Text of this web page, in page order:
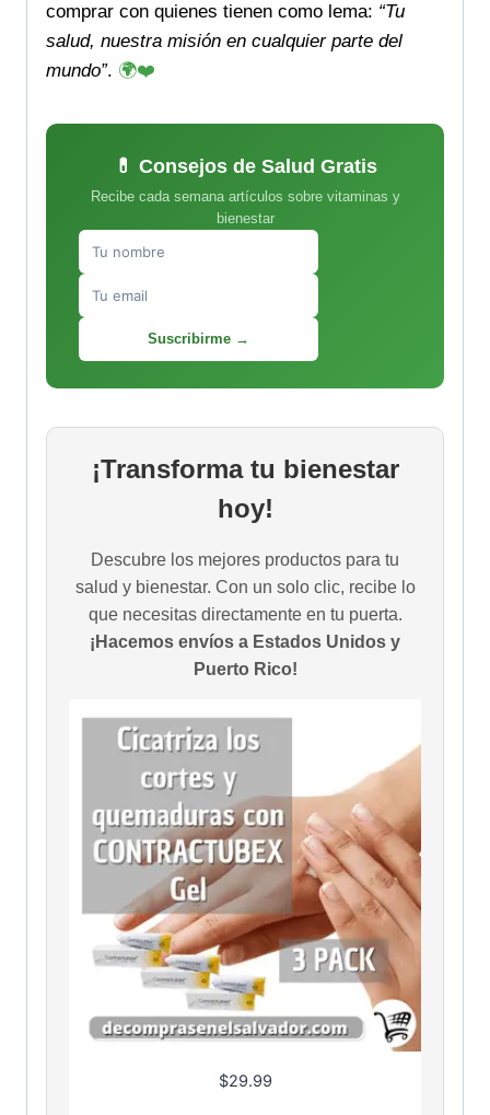
comprar con quienes tienen como lema: “Tu
salud, nuestra misión en cualquier parte del
mundo”. 🌍❤️
💊 Consejos de Salud Gratis
Recibe cada semana artículos sobre vitaminas y
bienestar
Suscribirme →
¡Transforma tu bienestar
hoy!
Descubre los mejores productos para tu
salud y bienestar. Con un solo clic, recibe lo
que necesitas directamente en tu puerta.
¡Hacemos envíos a Estados Unidos y
Puerto Rico!
$29.99